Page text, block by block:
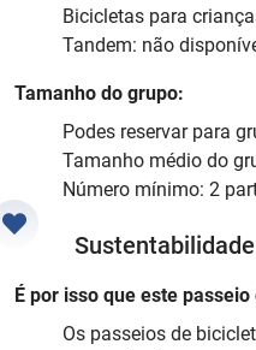
Bicicletas para
Tandem: não
Tamanho do grupo:
Podes reservar para
Tamanho médio do
Número mínimo: 2
Sustentabilidade
É por isso que este
Os passeios de